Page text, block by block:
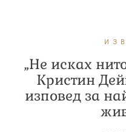
„Не исках
Кристин
изповед за